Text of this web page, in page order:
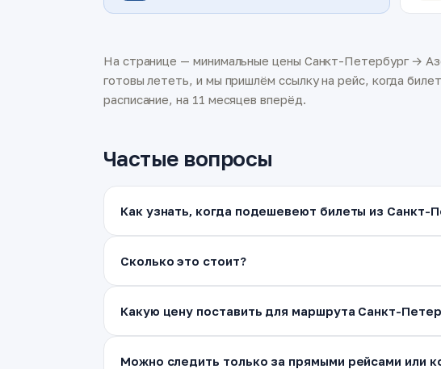
На странице — минимальные цены Санкт-Петербург →
готовы лететь, и мы пришлём ссылку на рейс, когда
расписание, на 11 месяцев вперёд.
Частые вопросы
Как узнать, когда подешевеют билеты из Санкт-
Сколько это стоит?
Какую цену поставить для маршрута Санкт-
Можно следить только за прямыми рейсами или